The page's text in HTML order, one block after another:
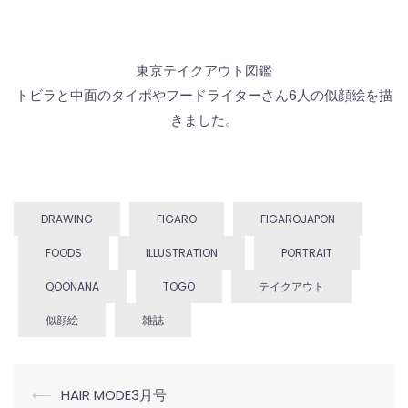
東京テイクアウト図鑑
トビラと中面のタイポやフードライターさん6人の似顔絵を描
きました。
DRAWING FIGARO FIGAROJAPON
FOODS ILLUSTRATION PORTRAIT
QOONANA TOGO テイクアウト
似顔絵 雑誌
投
⟵ HAIR MODE3月号